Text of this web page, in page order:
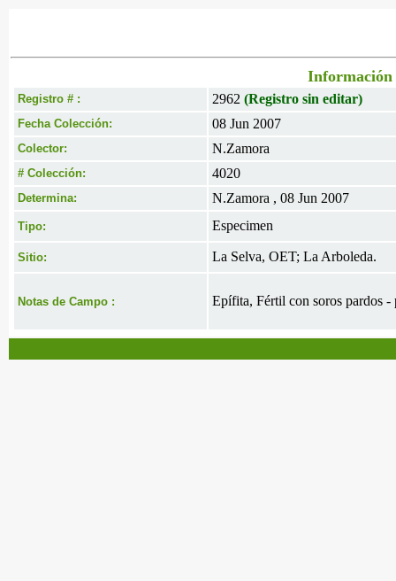
Información
Registro # : 2962 (Registro sin editar)
Fecha Colección: 08 Jun 2007
Colector: N.Zamora
# Colección: 4020
Determina: N.Zamora , 08 Jun 2007
Tipo: Especimen
Sitio: La Selva, OET; La Arboleda.
Notas de Campo : Epífita, Fértil con soros pardos -